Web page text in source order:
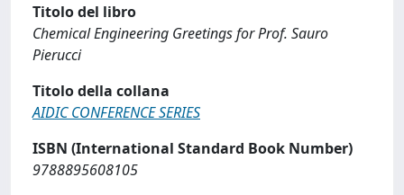
Titolo del libro
Chemical Engineering Greetings for Prof. Sauro
Pierucci
Titolo della collana
AIDIC CONFERENCE SERIES
ISBN (International Standard Book Number)
9788895608105